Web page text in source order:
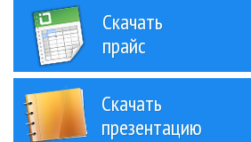
Скачать
прайс
Скачать
презентацию